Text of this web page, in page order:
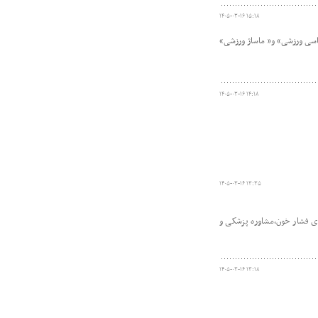
۱۴۰۵-۰۳-۱۶ ۱۵:۱۸
ورزشی» و« ماساژ ورزشی»
۱۴۰۵-۰۳-۱۶ ۱۴:۱۸
۱۴۰۵-۰۳-۱۶ ۱۳:۳۵
فشار خون،مشاوره پزشکی و
۱۴۰۵-۰۳-۱۶ ۱۳:۱۸